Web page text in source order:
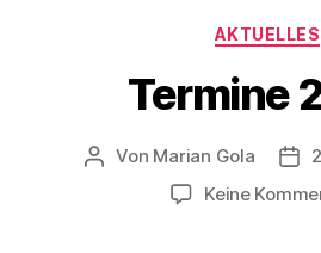
e.V.
AKTUELLES
Termine
Beitragsautor
Von Marian Gola
Keine